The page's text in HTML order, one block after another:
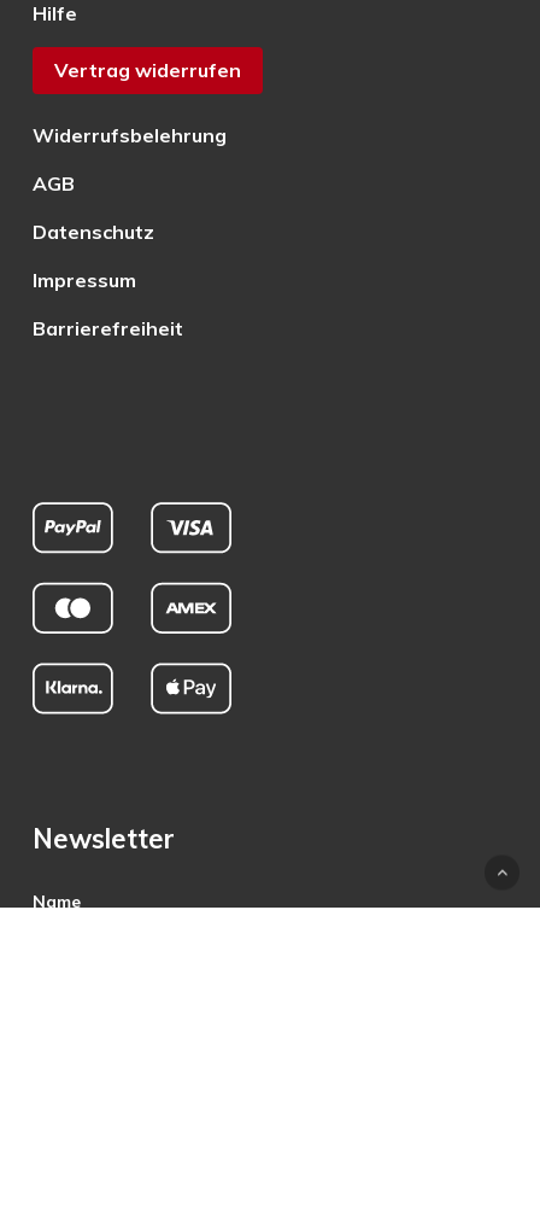
Hilfe
Vertrag widerrufen
Widerrufsbelehrung
AGB
Datenschutz
Impressum
Barrierefreiheit
Newsletter
Name